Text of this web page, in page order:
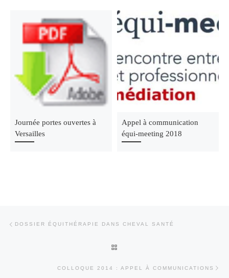
Journée portes ouvertes à
Versailles
Appel à communication
équi-meeting 2018
Parcourir les articles
DOSSIER ÉQUITHÉRAPIE DANS CHEVAL SANTÉ
COLLOQUE 2014 : APPEL À COMMUNICATIONS